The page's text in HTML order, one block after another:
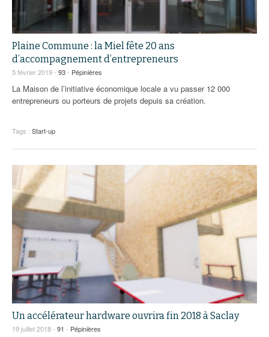
Plaine Commune : la Miel fête 20 ans
d’accompagnement d’entrepreneurs
5 février 2019 - 93- Pépinières
La Maison de l’initiative économique locale a vu passer 12 000
entrepreneurs ou porteurs de projets depuis sa création.
Tags : Start-up
Un accélérateur hardware ouvrira fin 2018 à Saclay
19 juillet 2018 - 91 - Pépinières